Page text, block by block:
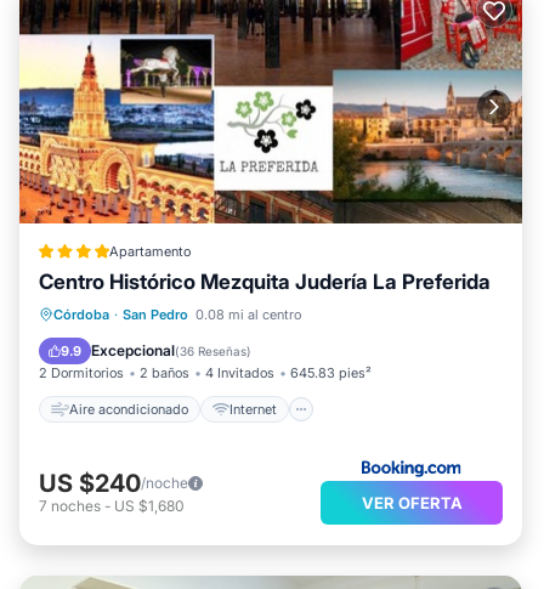
Apartamento
Centro Histórico Mezquita Judería La Preferida
Córdoba · San Pedro 0.08 mi al centro
9.9 Excepcional(36 Reseñas)
2 Dormitorios 2 baños 4 Invitados 645.83 pies²
Aire acondicionado Internet
Aire acondicionado
Internet
Apto para niños
US $240/noche
7 noches - US $1,680 VER OFERTA